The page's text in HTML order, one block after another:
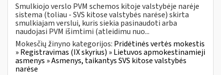
Smulkiojo verslo PVM schemos kitoje valstybėje narėje
sistema (toliau - SVS kitose valstybės narėse) skirta
smulkiajam verslui, kuris siekia pasinaudoti arba
naudojasi PVM išimtimi (atleidimu nuo...
Mokesčių žinyno kategorijos: Pridėtinės vertės mokestis
» Registravimas (IX skyrius) » Lietuvos apmokestinamieji
asmenys » Asmenys, taikantys SVS kitose valstybės
narėse